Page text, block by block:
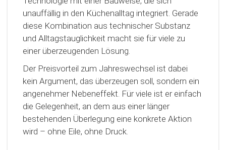
unauffällig in den Küchenalltag integriert. Gerade
diese Kombination aus technischer Substanz
und Alltagstauglichkeit macht sie für viele zu
einer überzeugenden Lösung.
Der Preisvorteil zum Jahreswechsel ist dabei
kein Argument, das überzeugen soll, sondern ein
angenehmer Nebeneffekt. Für viele ist er einfach
die Gelegenheit, an dem aus einer länger
bestehenden Überlegung eine konkrete Aktion
wird – ohne Eile, ohne Druck.